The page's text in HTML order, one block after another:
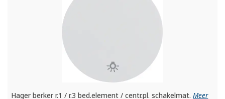
Hager berker r.1 / r.3 bed.element / centr.pl. schakelmat.Meer